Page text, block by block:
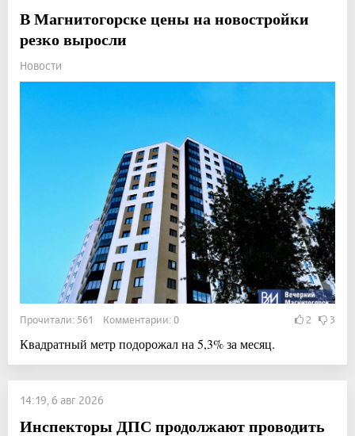
В Магнитогорске цены на новостройки
резко выросли
Новости
Прочитали: 561 Комментарии: 0 2 3
Квадратный метр подорожал на 5,3% за месяц.
14:19, 6 авг 2026
Инспекторы ДПС продолжают проводить